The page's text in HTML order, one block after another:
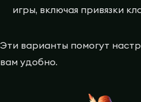
игры, включая привязки
Эти варианты помогут
вам удобно.